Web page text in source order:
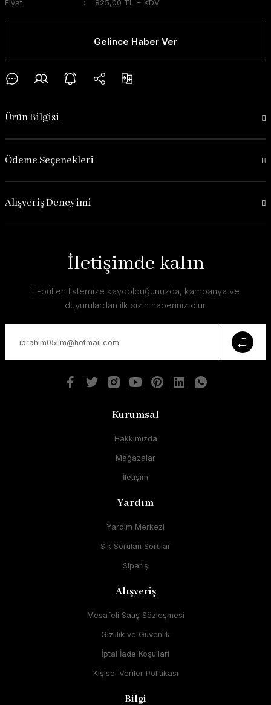
Fiyat
825,00 TL + KDV
Gelince Haber Ver
Ürün Bilgisi
Ödeme Seçenekleri
Alışveriş Deneyimi
İletişimde kalın
E-bülten listemize kaydolduğunuzda, kampanya ve
duyurulardan ilk sizin haberiniz olur.
Kurumsal
Hakkımızda
Mağazalar
İletişim
Yardım
Yardım Merkezi
Sık Sorulan Sorular
Sipariş
Alışveriş
Mesafeli Satış Sözleşmesi
Gizlilik ve Güvenlik
İptal İade Koşullari
Kişisel Veriler Politikası
Bilgi